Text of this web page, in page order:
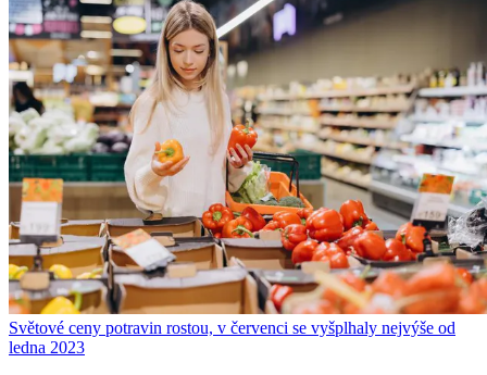
Světové ceny potravin rostou, v červenci se vyšplhaly nejvýše od
ledna 2023